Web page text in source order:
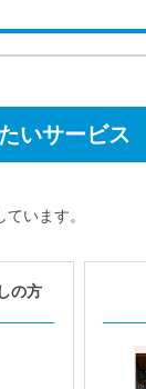
いサービス
います。
の方